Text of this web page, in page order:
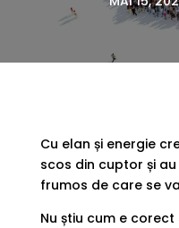
Cu elan și energie
scos din cuptor și
frumos de care se
Nu știu cum e